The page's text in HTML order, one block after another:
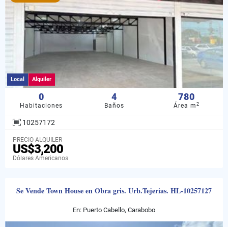
Local Alquiler
0
Habitaciones
4
Baños
780
Área m2
10257172
PRECIO ALQUILER
US$3,200
Dólares Americanos
Se Vende Town House en Obra gris. Urb.Tejerias. HL-10257127
En: Puerto Cabello, Carabobo